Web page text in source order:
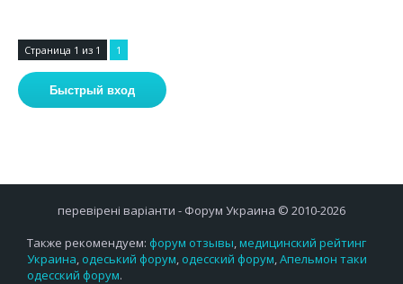
Страница 1 из 1 1
перевірені варіанти - Форум Украина © 2010-2026
Также рекомендуем: форум отзывы,медицинский рейтинг
Украина, одеський форум, одесский форум,Апельмон таки
одесский форум.